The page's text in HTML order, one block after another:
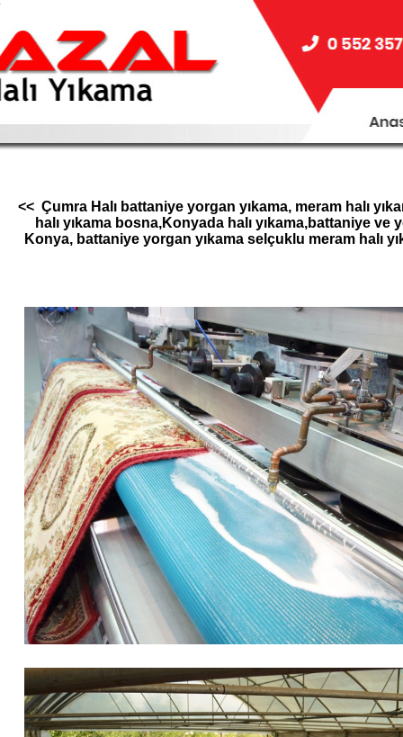
<< Çumra Halı battaniye yorgan yıkama, meram halı
halı yıkama bosna,Konyada halı yıkama,battaniye ve
Konya, battaniye yorgan yıkama selçuklu meram halı